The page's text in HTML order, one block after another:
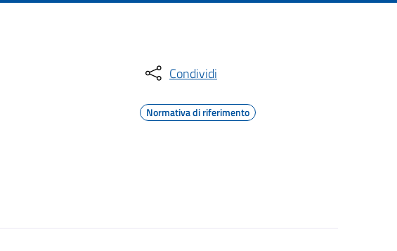
Condividi
Normativa di riferimento